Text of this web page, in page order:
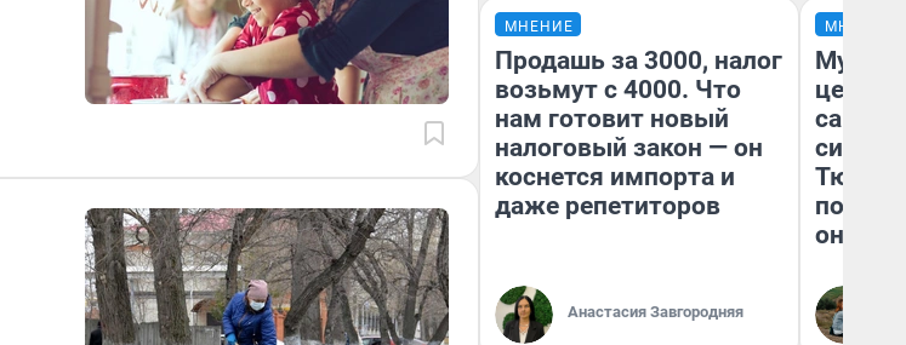
МНЕНИЕ
Продашь за 3000, налог
возьмут с 4000. Что
нам готовит новый
налоговый закон — он
коснется импорта и
даже репетиторов
Анастасия Завгородняя
МНЕНИЕ
Музей
они